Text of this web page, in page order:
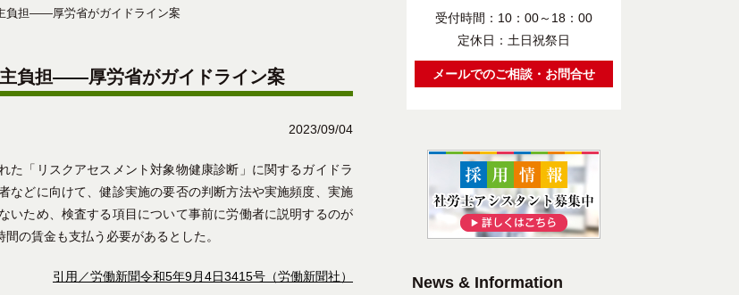
負担――厚労省がガイドライン案
負担――厚労省がガイドライン案
2023/09/04
た「リスクアセスメント対象物健康診断」に関するガイドラ
などに向けて、健診実施の要否の判断方法や実施頻度、実施
いため、検査する項目について事前に労働者に説明するのが
の賃金も支払う必要があるとした。
引用／労働新聞令和5年9月4日3415号（労働新聞社）
受付時間：10：00～18：00
定休日：土日祝祭日
メールでのご相談・お問合せ
News & Information